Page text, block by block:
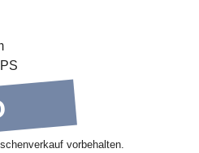
vorbehalten.